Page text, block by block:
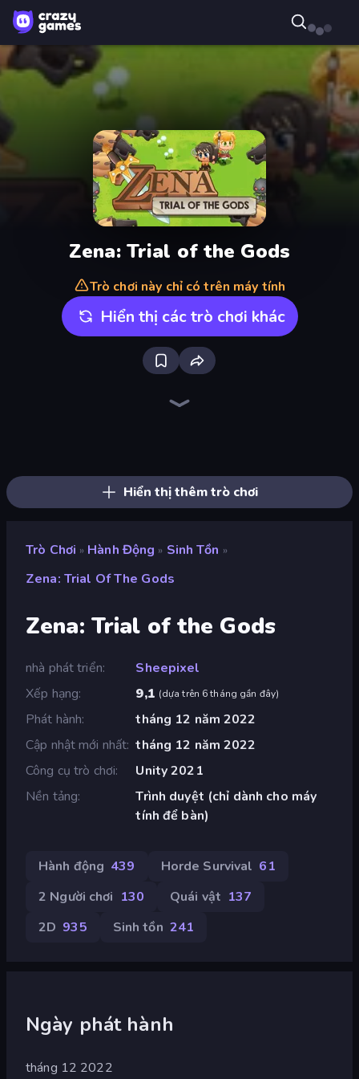
Zena: Trial of the Gods
Trò chơi này chỉ có trên máy tính
Hiển thị các trò chơi khác
Hiển thị thêm trò chơi
Trò Chơi » Hành Động » Sinh Tồn »
Zena: Trial Of The Gods
Zena: Trial of the Gods
nhà phát triển
Sheepixel
Xếp hạng
9,1 (dựa trên 6 tháng gần đây)
Phát hành
tháng 12 năm 2022
Cập nhật mới nhất tháng 12 năm 2022
Công cụ trò chơi
Unity 2021
Nền tảng
Trình duyệt (chỉ dành cho máy
tính để bàn)
Hành động 439 Horde Survival 61
2 Người chơi 130 Quái vật 137
2D 935 Sinh tồn 241
Ngày phát hành
tháng 12 2022